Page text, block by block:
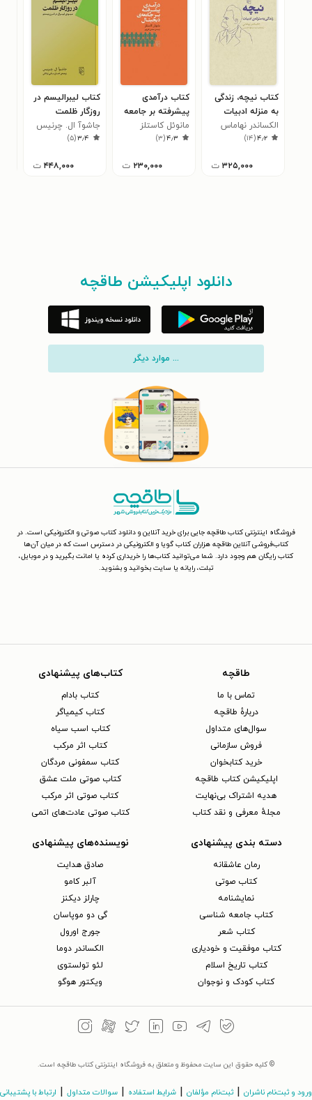
کتاب نیچه، زندگی
به منزله ادبیات
الکساندر نهاماس
۴٫۲(۱۴)
۳۲۵,۰۰۰ ت
کتاب درآمدی
پیشرفته بر جامعه
دیجیتال
مانوئل کاستلز
۴٫۳(۳)
۲۳۰,۰۰۰ ت
کتاب لیبرالیسم در
روزگار ظلمت
جاشوآ ال. چرنیس
۳٫۴(۵)
۴۴۸,۰۰۰ ت
دانلود اپلیکیشن طاقچه
... موارد دیگر
فروشگاه اینترنتی کتاب طاقچه جایی برای خرید آنلاین و دانلود کتاب صوتی و الکترونیکی است. در
کتاب‌فروشی آنلاین طاقچه هزاران کتاب گویا و الکترونیکی در دسترس است که در میان آن‌ها
کتاب رایگان هم وجود دارد. شما می‌توانید کتاب‌ها را خریداری کرده یا امانت بگیرید و در موبایل،
تبلت، رایانه یا سایت بخوانید و بشنوید.
طاقچه
تماس با ما
دربارهٔ طاقچه
سوال‌های متداول
فروش سازمانی
خرید کتابخوان
اپلیکیشن کتاب طاقچه
هدیه اشتراک بی‌نهایت
مجلهٔ معرفی و نقد کتاب
کتاب‌های پیشنهادی
کتاب بادام
کتاب کیمیاگر
کتاب اسب سیاه
کتاب اثر مرکب
کتاب سمفونی مردگان
کتاب صوتی ملت عشق
کتاب صوتی اثر مرکب
کتاب صوتی عادت‌های اتمی
دسته بندی پیشنهادی
رمان عاشقانه
کتاب‌ صوتی
نمایشنامه
کتاب جامعه شناسی
کتاب شعر
کتاب موفقیت و خودیاری
کتاب تاریخ اسلام
کتاب کودک و نوجوان
نویسنده‌های پیشنهادی
صادق هدایت
آلبر کامو
چارلز دیکنز
گی دو موپاسان
جورج اورول
الکساندر دوما
لئو تولستوی
ویکتور هوگو
© کلیه حقوق این سایت محفوظ و متعلق به فروشگاه اینترنتی کتاب طاقچه است.
ورود و ثبت‌نام ناشران ثبت‌نام مؤلفان شرایط استفاده سوالات متداول ارتباط با پشتیبانی